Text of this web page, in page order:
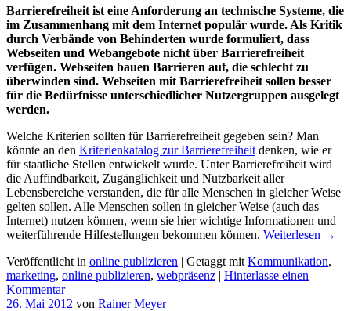
Barrierefreiheit ist eine Anforderung an technische Systeme, die
im Zusammenhang mit dem Internet populär wurde. Als Kritik
durch Verbände von Behinderten wurde formuliert, dass
Webseiten und Webangebote nicht über Barrierefreiheit
verfügen. Webseiten bauen Barrieren auf, die schlecht zu
überwinden sind. Webseiten mit Barrierefreiheit sollen besser
für die Bedürfnisse unterschiedlicher Nutzergruppen ausgelegt
werden.
Welche Kriterien sollten für Barrierefreiheit gegeben sein? Man
könnte an den Kriterienkatalog zur Barrierefreiheit denken, wie er
für staatliche Stellen entwickelt wurde. Unter Barrierefreiheit wird
die Auffindbarkeit, Zugänglichkeit und Nutzbarkeit aller
Lebensbereiche verstanden, die für alle Menschen in gleicher Weise
gelten sollen. Alle Menschen sollen in gleicher Weise (auch das
Internet) nutzen können, wenn sie hier wichtige Informationen und
weiterführende Hilfestellungen bekommen können. Weiterlesen →
Veröffentlicht in online publizieren | Getaggt mit Kommunikation,
marketing, online publizieren, webpräsenz | Hinterlasse einen
Kommentar
26. Mai 2012 von Rainer Meyer